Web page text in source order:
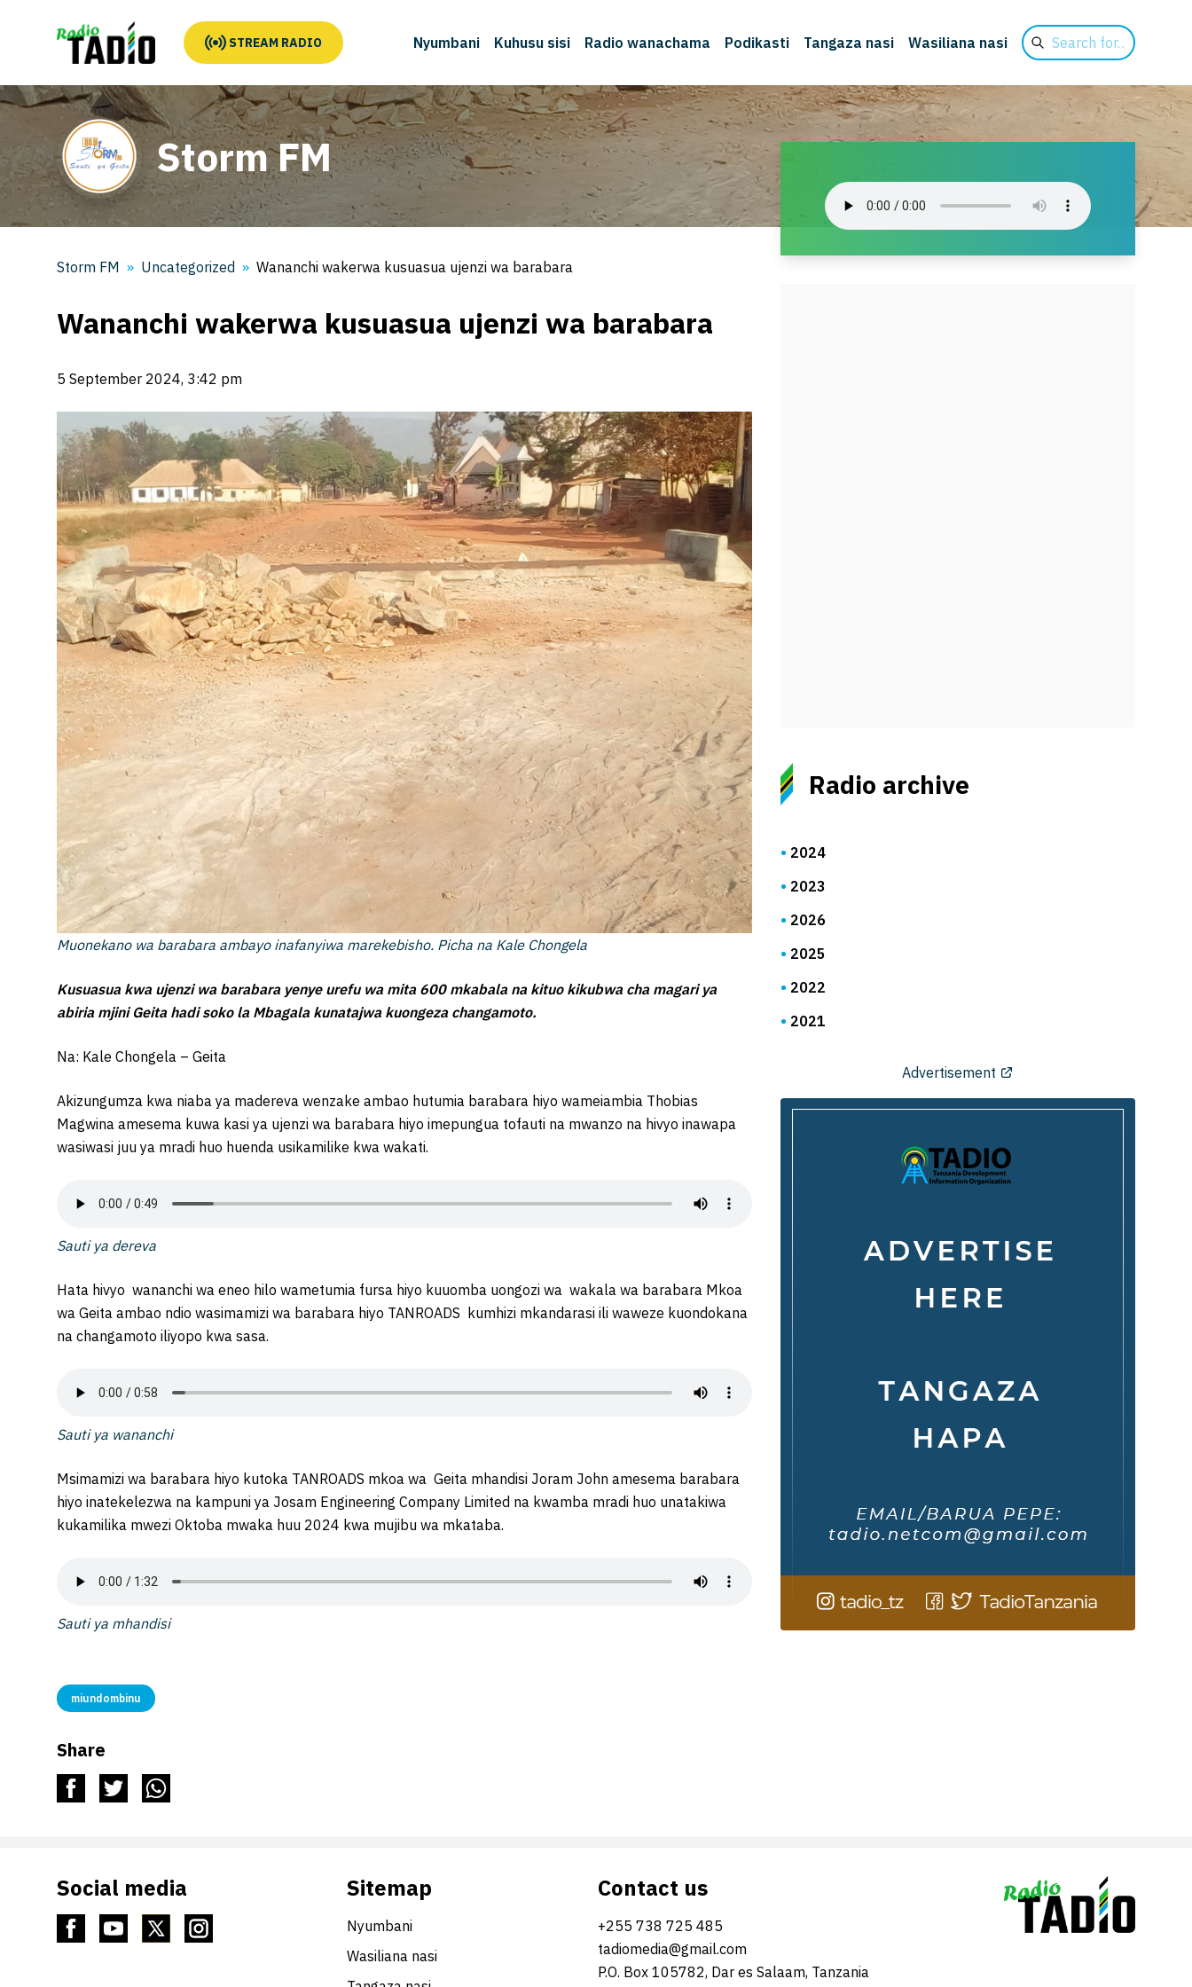
STREAM RADIO Nyumbani Kuhusu sisi Radio wanachama Podikasti Tangaza nasi Wasiliana nasi
Search
for
Storm FM
Storm FM Uncategorized Wananchi wakerwa kusuasua ujenzi wa barabara
Wananchi wakerwa kusuasua ujenzi wa barabara
5 September 2024, 3:42 pm
Muonekano wa barabara ambayo inafanyiwa marekebisho. Picha na Kale Chongela
Kusuasua kwa ujenzi wa barabara yenye urefu wa mita 600 mkabala na kituo kikubwa cha magari ya
abiria mjini Geita hadi soko la Mbagala kunatajwa kuongeza changamoto.
Na: Kale Chongela – Geita
Akizungumza kwa niaba ya madereva wenzake ambao hutumia barabara hiyo wameiambia Thobias
Magwina amesema kuwa kasi ya ujenzi wa barabara hiyo imepungua tofauti na mwanzo na hivyo inawapa
wasiwasi juu ya mradi huo huenda usikamilike kwa wakati.
Sauti ya dereva
Hata hivyo wananchi wa eneo hilo wametumia fursa hiyo kuuomba uongozi wa wakala wa barabara Mkoa
wa Geita ambao ndio wasimamizi wa barabara hiyo TANROADS kumhizi mkandarasi ili waweze kuondokana
na changamoto iliyopo kwa sasa.
Sauti ya wananchi
Msimamizi wa barabara hiyo kutoka TANROADS mkoa wa Geita mhandisi Joram John amesema barabara
hiyo inatekelezwa na kampuni ya Josam Engineering Company Limited na kwamba mradi huo unatakiwa
kukamilika mwezi Oktoba mwaka huu 2024 kwa mujibu wa mkataba.
Sauti ya mhandisi
miundombinu
Share
Radio archive
2024
2023
2026
2025
2022
2021
Advertisement
Social media Sitemap
Nyumbani
Wasiliana nasi
Contact us
+255 738 725 485
tadiomedia@gmail.com
P.O. Box 105782, Dar es Salaam, Tanzania